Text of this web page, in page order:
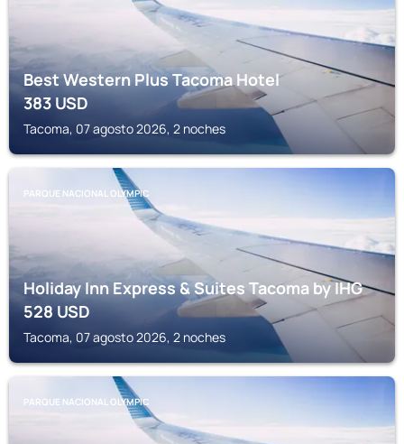
Best Western Plus Tacoma Hotel
383USD
Tacoma, 07 agosto 2026, 2 noches
PARQUE NACIONAL OLYMPIC
Holiday Inn Express & Suites Tacoma by IHG
528USD
Tacoma, 07 agosto 2026, 2 noches
PARQUE NACIONAL OLYMPIC